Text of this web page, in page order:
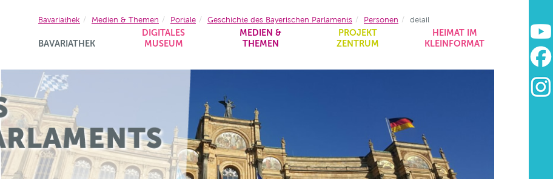
BAVARIATHEK
DIGITALES
MUSEUM
MEDIEN &
THEMEN
PROJEKT
ZENTRUM
HEIMAT IM
KLEINFORMAT
Bavariathek Medien & Themen Portale Geschichte des Bayerischen Parlaments Personen detail